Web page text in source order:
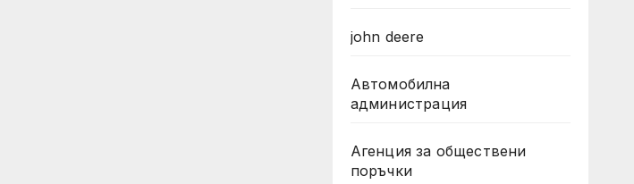
john deere
Автомобилна
администрация
Агенция за обществени
поръчки